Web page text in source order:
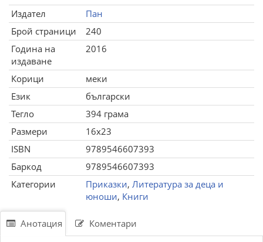
Издател
Пан
Брой страници
240
Година на
издаване
2016
Корици
меки
Език
български
Тегло
394 грама
Размери
16x23
ISBN
9789546607393
Баркод
9789546607393
Категории
Приказки, Литература за деца и
юноши, Книги
Анотация Коментари